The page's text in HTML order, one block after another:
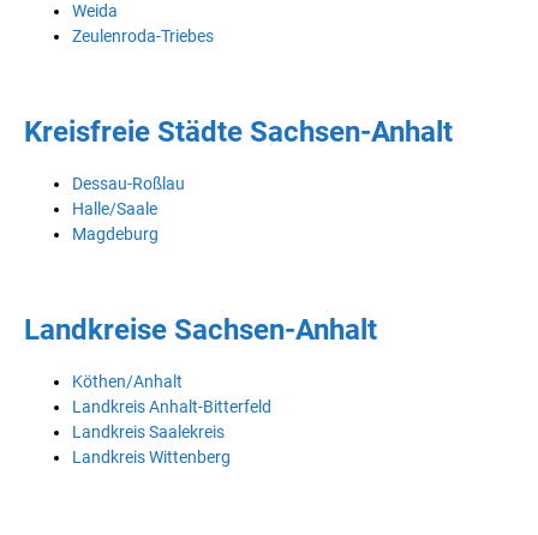
Weida
Zeulenroda-Triebes
Kreisfreie Städte Sachsen-Anhalt
Dessau-Roßlau
Halle/Saale
Magdeburg
Landkreise Sachsen-Anhalt
Köthen/Anhalt
Landkreis Anhalt-Bitterfeld
Landkreis Saalekreis
Landkreis Wittenberg